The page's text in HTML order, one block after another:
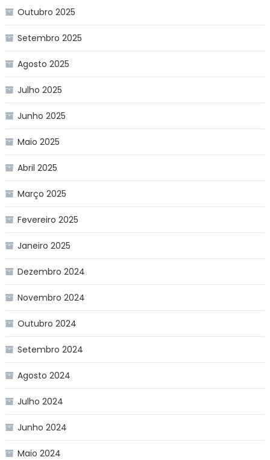
Outubro 2025
Setembro 2025
Agosto 2025
Julho 2025
Junho 2025
Maio 2025
Abril 2025
Março 2025
Fevereiro 2025
Janeiro 2025
Dezembro 2024
Novembro 2024
Outubro 2024
Setembro 2024
Agosto 2024
Julho 2024
Junho 2024
Maio 2024